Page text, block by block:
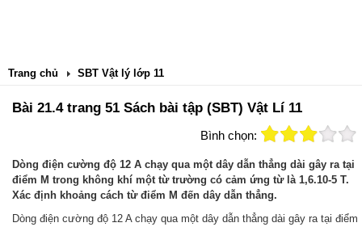
Trang chủ SBT Vật lý lớp 11
Bài 21.4 trang 51 Sách bài tập (SBT) Vật Lí 11
Bình chọn:
Dòng điện cường độ 12 A chạy qua một dây dẫn thẳng dài gây ra tại
điểm M trong không khí một từ trường có cảm ứng từ là 1,6.10-5 T.
Xác định khoảng cách từ điểm M đến dây dẫn thẳng.
Dòng điện cường độ 12 A chạy qua một dây dẫn thẳng dài gây ra tại điểm